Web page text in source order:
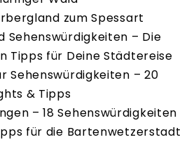
zum Spessart
Sehenswürdigkeiten – Die
Tipps für Deine Städtereise
Sehenswürdigkeiten – 20
& Tipps
– 18 Sehenswürdigkeiten
für die Bartenwetzerstadt